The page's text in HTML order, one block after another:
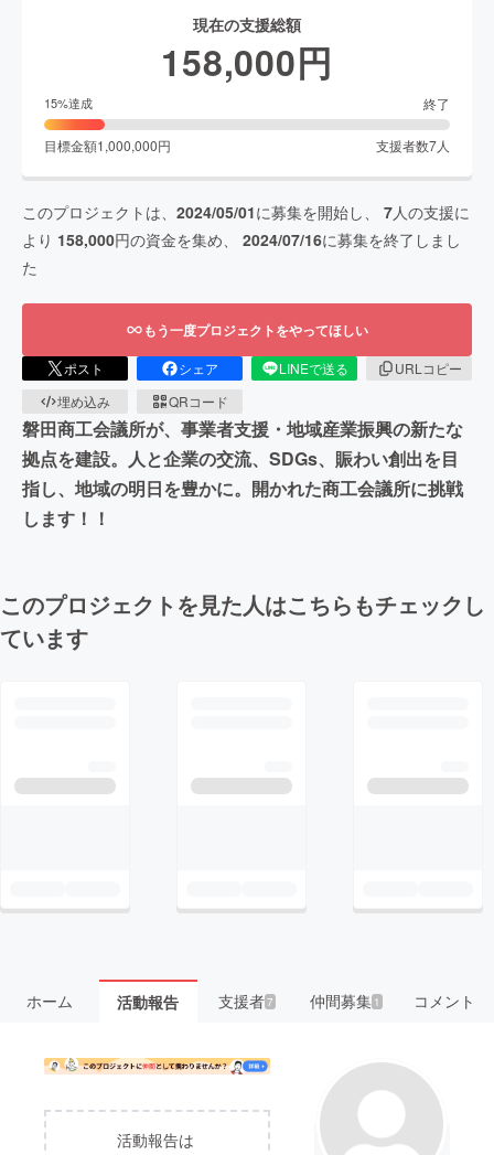
現在の支援総額
158,000円
15%達成 終了
目標金額1,000,000円 支援者数7人
このプロジェクトは、 2024/05/01に募集を開始し、 7人の支援に
より 158,000円の資金を集め、 2024/07/16に募集を終了しまし
た
もう一度プロジェクトをやってほしい
ポスト シェア LINEで送る
URLコピー
埋め込み
QRコード
磐田商工会議所が、事業者支援・地域産業振興の新たな
拠点を建設。人と企業の交流、SDGs、賑わい創出を目
指し、地域の明日を豊かに。開かれた商工会議所に挑戦
します！！
このプロジェクトを見た人はこちらもチェックし
ています
ホーム 活動報告 支援者7 仲間募集 1 コメント
活動報告は